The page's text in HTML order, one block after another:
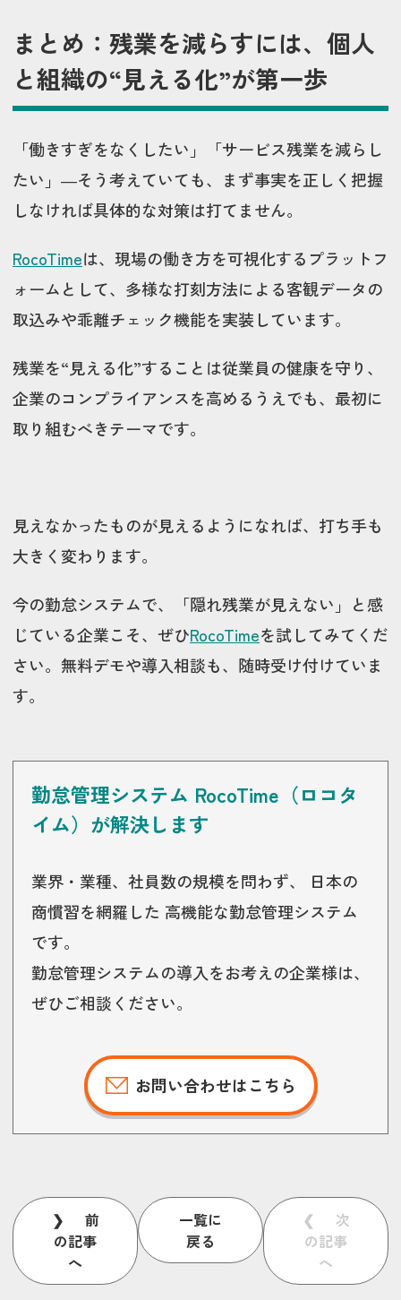
まとめ：残業を減らすには、個人
と組織の“見える化”が第一歩
「働きすぎをなくしたい」「サービス残業を減らし
たい」―そう考えていても、まず事実を正しく把握
しなければ具体的な対策は打てません。
RocoTimeは、現場の働き方を可視化するプラットフ
ォームとして、多様な打刻方法による客観データの
取込みや乖離チェック機能を実装しています。
残業を“見える化”することは従業員の健康を守り、
企業のコンプライアンスを高めるうえでも、最初に
取り組むべきテーマです。
見えなかったものが見えるようになれば、打ち手も
大きく変わります。
今の勤怠システムで、「隠れ残業が見えない」と感
じている企業こそ、ぜひRocoTimeを試してみてくだ
さい。無料デモや導入相談も、随時受け付けていま
す。
勤怠管理システム RocoTime（ロコタ
イム）が解決します
業界・業種、社員数の規模を問わず、 日本の
商慣習を網羅した 高機能な勤怠管理システム
です。
勤怠管理システムの導入をお考えの企業様は、
ぜひご相談ください。
お問い合わせはこちら
前
の記事
へ
一覧に
戻る
次
の記事
へ